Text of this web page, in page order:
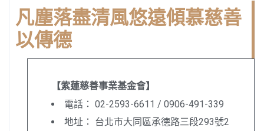
凡塵落盡清風悠遠傾慕慈善
以傳德
【紫蓮慈善事業基金會】
電話： 02-2593-6611 / 0906-491-339
地址： 台北市大同區承德路三段293號2